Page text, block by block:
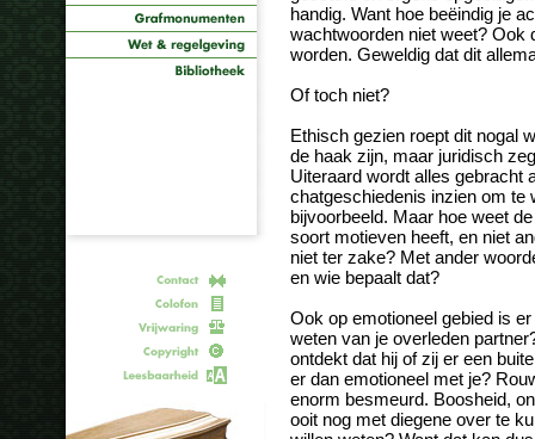
handig. Want hoe beëindig je
wachtwoorden niet weet? Ook
worden. Geweldig dat dit
Of toch niet?
Ethisch gezien roept dit nogal
de haak zijn, maar juridisch
Uiteraard wordt alles gebracht
chatgeschiedenis inzien om te
bijvoorbeeld. Maar hoe weet
soort motieven heeft, en niet
niet ter zake? Met ander
en wie bepaalt dat?
Ook op emotioneel gebied is
weten van je overleden
ontdekt dat hij of zij er een
er dan emotioneel met je?
enorm besmeurd. Boosheid,
ooit nog met diegene over te